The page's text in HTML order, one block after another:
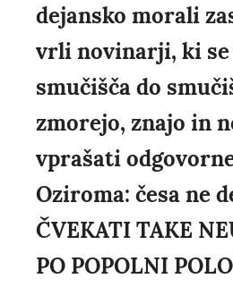
dejansko morali
vrli novinarji, ki se
smučišča do
zmorejo, znajo in
vprašati
Oziroma: česa ne
ČVEKATI TAKE
PO POPOLNI